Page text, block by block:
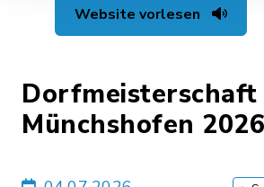
Website vorlesen
Dorfmeisterschaft
Münchshofen 2026